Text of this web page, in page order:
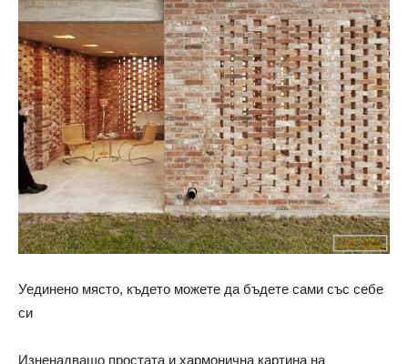
Уединено място, където можете да бъдете сами със себе
си
Изненадващо простата и хармонична картина на